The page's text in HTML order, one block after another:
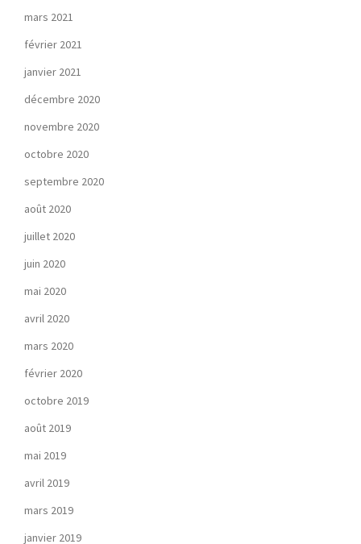
mars 2021
février 2021
janvier 2021
décembre 2020
novembre 2020
octobre 2020
septembre 2020
août 2020
juillet 2020
juin 2020
mai 2020
avril 2020
mars 2020
février 2020
octobre 2019
août 2019
mai 2019
avril 2019
mars 2019
janvier 2019